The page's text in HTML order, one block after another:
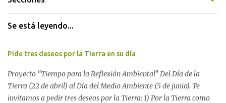
Se está leyendo...
Pide tres deseos por la Tierra en su día
Proyecto "Tiempo para la Reflexión Ambiental" Del Día de la
Tierra (22 de abril) al Día del Medio Ambiente (5 de junio). Te
invitamos a pedir tres deseos por la Tierra: 1) Por la Tierra como